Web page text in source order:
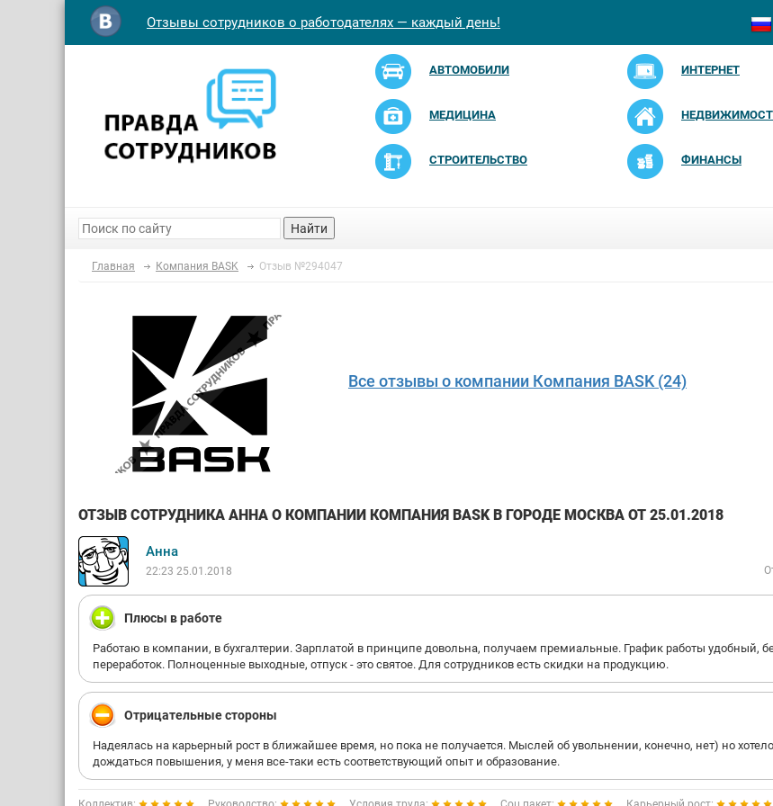
Отзывы сотрудников о работодателях — каждый день!
АВТОМОБИЛИ ИНТЕРНЕТ
МЕДИЦИНА
СТРОИТЕЛЬСТВО ФИНАНСЫ
Найти
Главная Компания BASK Отзыв №294047
Все отзывы о компании Компания BASK (24)
ОТЗЫВ СОТРУДНИКА АННА О КОМПАНИИ КОМПАНИЯ BASK В ГОРОДЕ МОСКВА ОТ 25.01.2018
Анна
22:23 25.01.2018
Плюсы в работе
Работаю в компании, в бухгалтерии. Зарплатой в принципе довольна, получаем премиальные. График работы удобный,
переработок. Полноценные выходные, отпуск - это святое. Для сотрудников есть скидки на продукцию.
Отрицательные стороны
Надеялась на карьерный рост в ближайшее время, но пока не получается. Мыслей об увольнении, конечно, нет) но
дождаться повышения, у меня все-таки есть соответствующий опыт и образование.